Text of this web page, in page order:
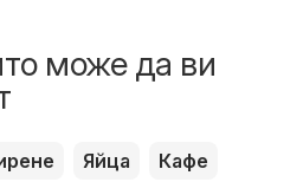
може да ви
Яйца
Кафе